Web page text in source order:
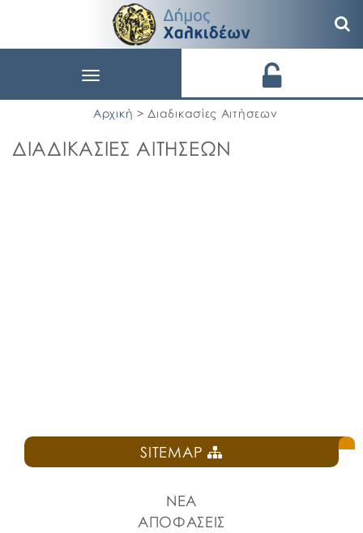
Toggle
Αρχική > Διαδικασίες Αιτήσεων
ΔΙΑΔΙΚΑΣΙΕΣ ΑΙΤΗΣΕΩΝ
SITEMAP
ΝΕΑ
ΑΠΟΦΑΣΕΙΣ